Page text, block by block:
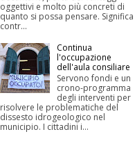
oggettivi e molto più concreti di
quanto si possa pensare. Significa
contr...
Continua
l'occupazione
dell'aula consiliare
Servono fondi e un
crono-programma
degli interventi per
risolvere le problematiche del
dissesto idrogeologico nel
municipio. I cittadini i...